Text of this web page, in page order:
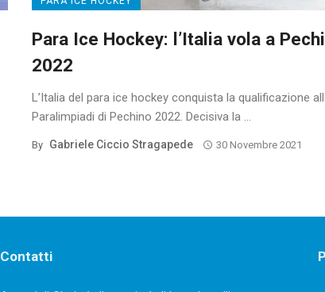
Para Ice Hockey: l’Italia vola a
2022
L’Italia del para ice hockey conquista la qualificazione
Paralimpiadi di Pechino 2022. Decisiva la ...
By Gabriele Ciccio Stragapede 30 Novembre 2021
Contatti